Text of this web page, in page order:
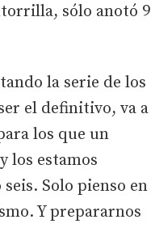
sólo anotó 9
la serie de los
el definitivo, va a
los que un
los estamos
Solo pienso en
Y prepararnos